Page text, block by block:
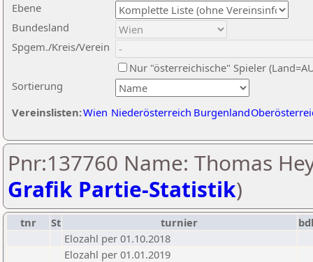
Ebene
Sortierung
Bundesland
Spgem./Kreis/Verein
Nur "österreichische" Spieler
Vereinslisten:Wien Niederösterreich Burgenland
Pnr:137760 Name: Thomas
Grafik Partie-Statistik)
tnr St turnier
Elozahl per 01.10.2018
Elozahl per 01.01.2019